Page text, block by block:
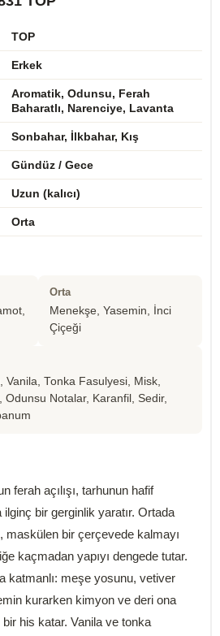
TOP
Erkek
Aromatik, Odunsu, Ferah
Baharatlı, Narenciye, Lavanta
Sonbahar, İlkbahar, Kış
Gündüz / Gece
Uzun (kalıcı)
Orta
Orta
Menekşe, Yasemin, İnci
Çiçeği
Vanila, Tonka Fasulyesi, Misk,
Odunsu Notalar, Karanfil, Sedir,
ferah açılışı, tarhunun hafif
ilginç bir gerginlik yaratır. Ortada
maskülen bir çerçevede kalmayı
kaçmadan yapıyı dengede tutar.
katmanlı: meşe yosunu, vetiver
kurarken kimyon ve deri ona
his katar. Vanila ve tonka